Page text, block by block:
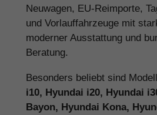
Neuwagen, EU-Reimporte,
und Vorlauffahrzeuge mit
moderner Ausstattung und
Beratung.
Besonders beliebt sind
i10, Hyundai i20, Hyundai
Bayon, Hyundai Kona,